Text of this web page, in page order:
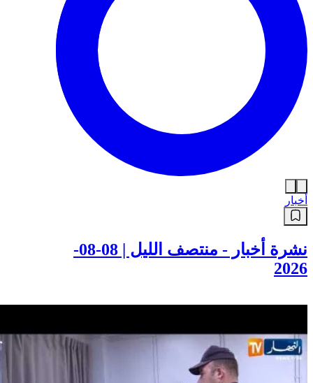
أخبار
نشرة أخبار - منتصف الليل | 08-08-
2026